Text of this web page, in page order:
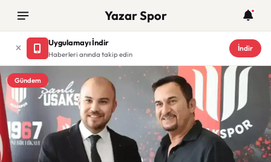
Yazar Spor
Uygulamayı İndir
Haberleri anında takip edin
İndir
Gündem